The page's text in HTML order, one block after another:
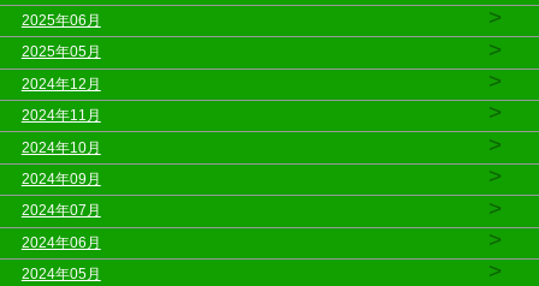
2025年06月 >
2025年05月 >
2024年12月 >
2024年11月 >
2024年10月 >
2024年09月 >
2024年07月 >
2024年06月 >
2024年05月 >